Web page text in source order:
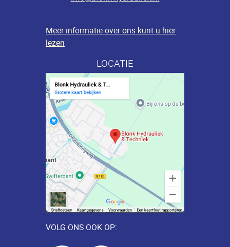
Meer informatie over ons kunt u hier
lezen
LOCATIE
VOLG ONS OOK OP: